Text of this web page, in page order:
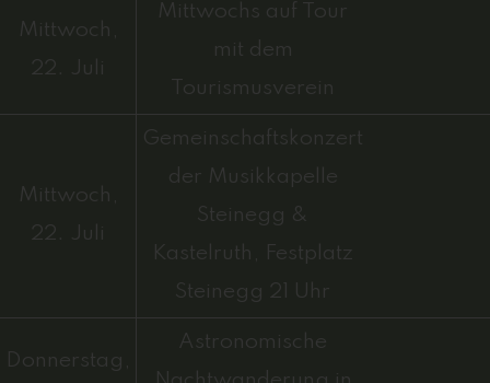
Mittwoch,
22. Juli
Mittwochs auf Tour
mit dem
Tourismusverein
Mittwoch,
22. Juli
Gemeinschaftskonzert
der Musikkapelle
Steinegg &
Kastelruth, Festplatz
Steinegg 21 Uhr
Donnerstag,
Astronomische